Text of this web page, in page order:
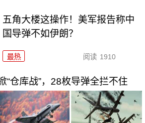
五角大楼这操作！美军报告称中
国导弹不如伊朗？
最热 阅读 1910
“仓库战”，28枚导弹全拦不住